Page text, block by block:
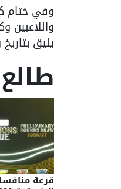
وفي ختام
واللاعبين
يليق
قرعة